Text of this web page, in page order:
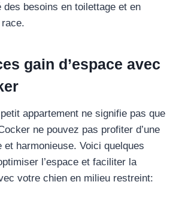
des besoins en toilettage et en
gain d’espace avec
appartement ne signifie pas que
ne pouvez pas profiter d’une
et harmonieuse. Voici quelques
l’espace et faciliter la
votre chien en milieu restreint: